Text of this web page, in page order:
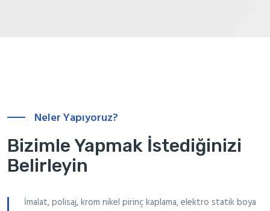
Neler Yapıyoruz?
Bizimle Yapmak İstediğinizi
Belirleyin
İmalat, polisaj, krom nikel pirinç kaplama, elektro statik boya